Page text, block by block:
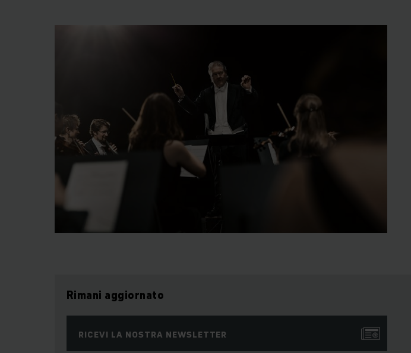
Rimani aggiornato
RICEVI LA NOSTRA NEWSLETTER